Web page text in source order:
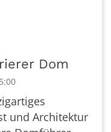
Dom
und Architektur